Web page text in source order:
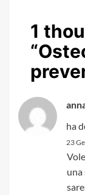
1
“
ha
23
una